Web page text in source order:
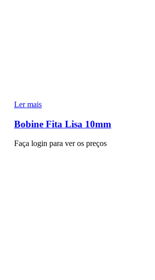
Ler mais
Bobine Fita Lisa 10mm
Faça login para ver os preços